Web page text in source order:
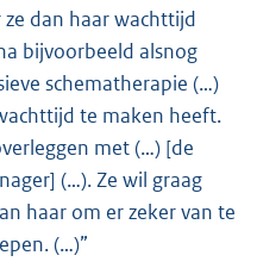
dan haar wachttijd
bijvoorbeeld alsnog
schematherapie (…)
te maken heeft.
met (…) [de
(…). Ze wil graag
haar om er zeker van te
(…)”